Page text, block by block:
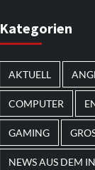
Kategorien
AKTUELL
COMPUTER
GAMING
NEWS AUS DEM